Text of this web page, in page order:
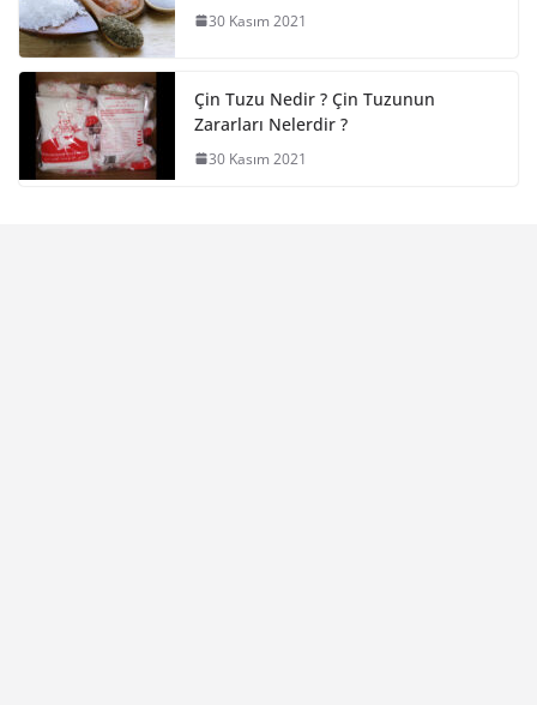
30 Kasım 2021
Çin Tuzu Nedir ? Çin Tuzunun
Zararları Nelerdir ?
30 Kasım 2021